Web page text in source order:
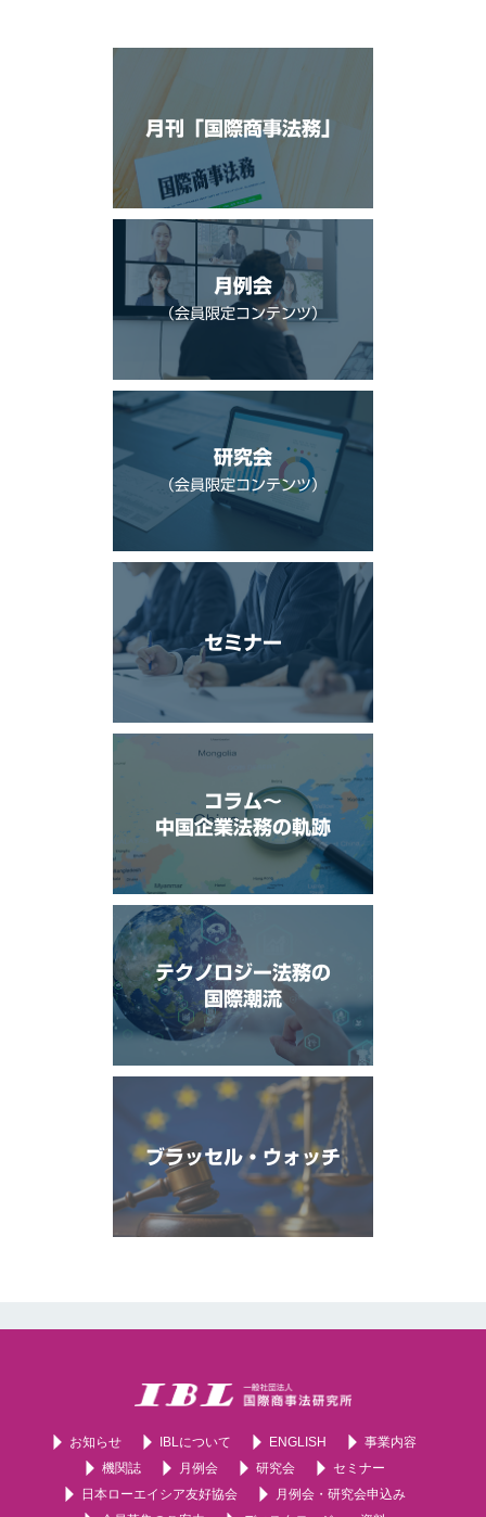
月刊「国際商事法務」
月例会
（会員限定コンテンツ）
研究会
（会員限定コンテンツ）
セミナー
コラム〜
中国企業法務の軌跡
テクノロジー法務の
国際潮流
ブラッセル・ウォッチ
お知らせ IBLについて ENGLISH
事業内容
機関誌
月例会 研究会
セミナー
日本ローエイシア友好協会
月例会・研究会申込み